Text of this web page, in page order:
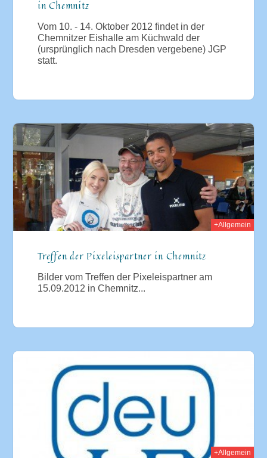
in Chemnitz
Vom 10. - 14. Oktober 2012 findet in der
Chemnitzer Eishalle am Küchwald der
(ursprünglich nach Dresden vergebene) JGP
statt.
+Allgemein
Treffen der Pixeleispartner in Chemnitz
Bilder vom Treffen der Pixeleispartner am
15.09.2012 in Chemnitz...
+Allgemein